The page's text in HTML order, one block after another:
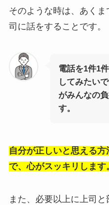
そのような時は、あくま
司に話をすることです。
電話を1件1
してみたい
がみんなの
す。
自分が正しいと思える
で、心がスッキリします
また、必要以上に上司